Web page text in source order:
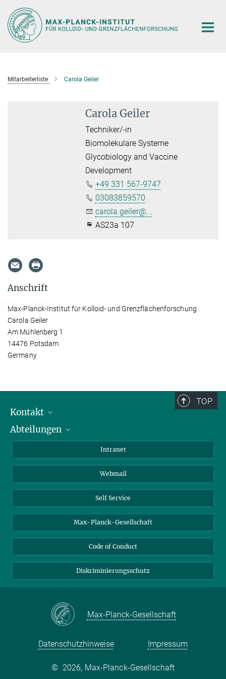
Hauptinhalt
Mitarbeiterliste Carola Geiler
Carola Geiler
Techniker/-in
Biomolekulare Systeme
Glycobiology and Vaccine
Development
+49 331 567-9747
03083859570
carola.geiler@...
AS23a 107
Anschrift
Max-Planck-Institut für Kolloid- und Grenzflächenforschung
Carola Geiler
Am Mühlenberg 1
14476 Potsdam
Germany
TOP
Kontakt
Mitarbeiterverzeichnis
Abteilungen
Kolloidchemie
Nachhaltige und Bio-inspirierte Materialien
Intranet
Webmail
Self Service
Max-Planck-Gesellschaft
Code of Conduct
Diskriminierungsschutz
Max-Planck-Gesellschaft
Datenschutzhinweise Impressum
© 2026, Max-Planck-Gesellschaft